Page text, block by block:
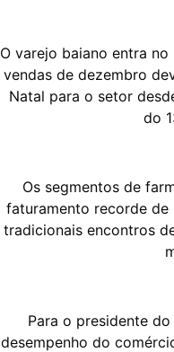
O varejo baiano entra
vendas de dezembro
Natal para o setor
do
Os segmentos de
faturamento recorde de
tradicionais encontros
Para o presidente
desempenho do